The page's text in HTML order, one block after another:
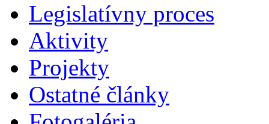
Legislatí­vny proces
Aktivity
Projekty
Ostatné články